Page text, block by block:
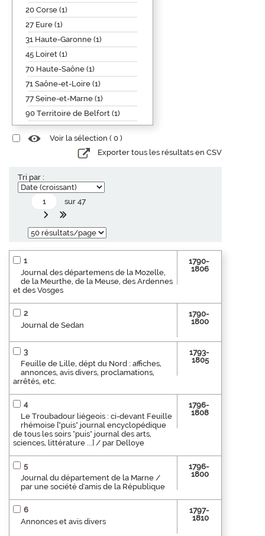
20 Corse (1)
27 Eure (1)
31 Haute-Garonne (1)
45 Loiret (1)
70 Haute-Saône (1)
71 Saône-et-Loire (1)
77 Seine-et-Marne (1)
90 Territoire de Belfort (1)
Voir la sélection ( 0 )
Exporter tous les résultats en CSV
Tri par :
sur 47
1
Journal des départemens de la Mozelle,
de la Meurthe, de la Meuse, des Ardennes
et des Vosges
1790-
1806
2
Journal de Sedan
1790-
1800
3
Feuille de Lille, dépt du Nord : affiches,
annonces, avis divers, proclamations,
arrêtés, etc.
1793-
1805
4
Le Troubadour liégeois : ci-devant Feuille
rhémoise ["puis" journal encyclopédique
de tous les soirs "puis" journal des arts,
sciences, littérature ...] / par Delloye
1796-
1808
5
Journal du département de la Marne /
par une société d'amis de la République
1796-
1800
6
Annonces et avis divers
1797-
1810